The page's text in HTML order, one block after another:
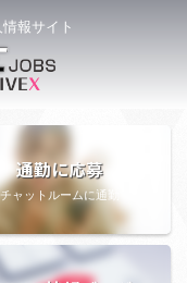
報サイト
通勤に応募
チャットルームに通勤